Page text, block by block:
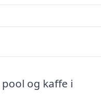
og kaffe i